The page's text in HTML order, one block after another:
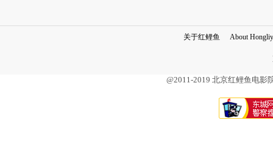
关于红鲤鱼 About
@2011-2019 北京红鲤鱼电影